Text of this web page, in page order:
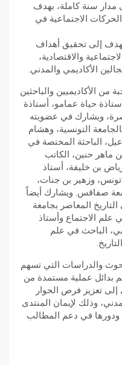
سنة كاملة، بهدف
الاجتماعية في
إلى تحقيق أهداف
والاقتصادية،
الأكاديمي والمدني.
الأكاديميين والباحثين
حياة عمامو، أستاذة
ويشارك في عضويته
التونسية، وهشام
الباحثة المختصة في
حنين، الكاتب
بن خليفة، أستاذ
وزهير بن جنات،
صفاقس. ويشارك أيضاً
المعاصر بجامعة
الاجتماع وأستاذ
الباحث في علم
والدراسات التي تسهم
بدائل عملية مستمدة من
تعزيز فرص الحوار
وذلك لإيمان المنتدى
ودورها في دعم المطالب